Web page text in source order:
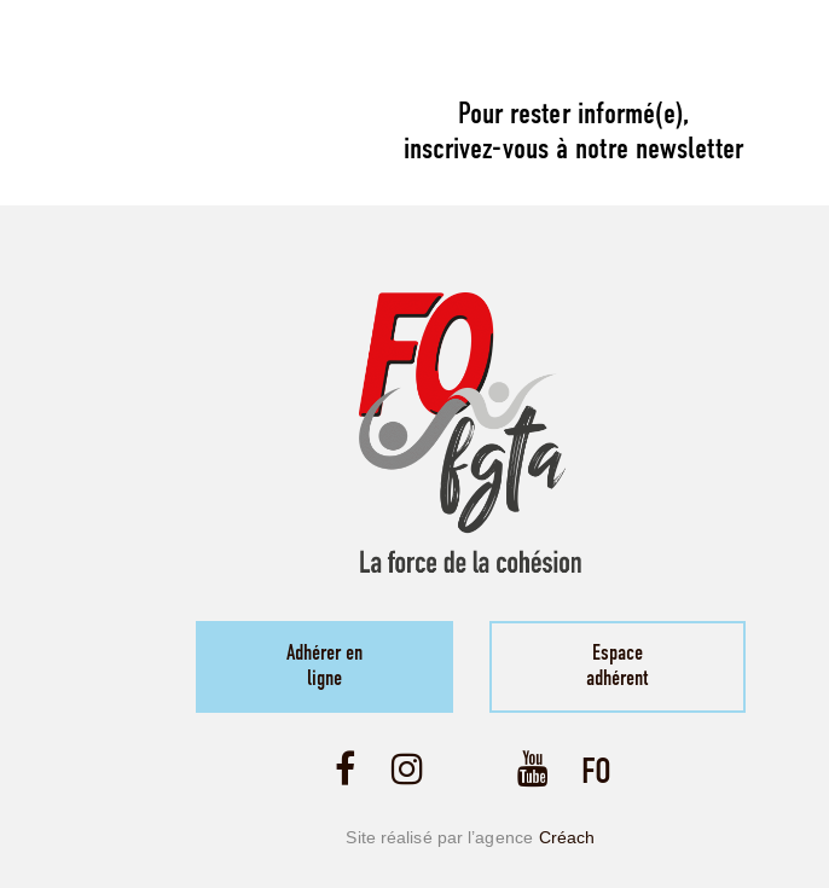
Pour rester informé(e),
inscrivez-vous à notre newsletter
Adhérer en
ligne
Espace
adhérent
Site réalisé par l’agence Créach